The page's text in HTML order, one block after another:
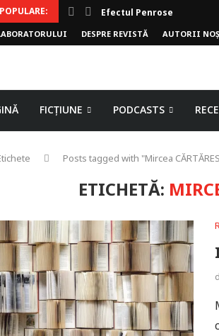
Efectul Penrose
DESPRE REVISTĂ AUTORII
FICȚIUNE PODCASTS
Posts tagged with "Mircea
ETICHETĂ: